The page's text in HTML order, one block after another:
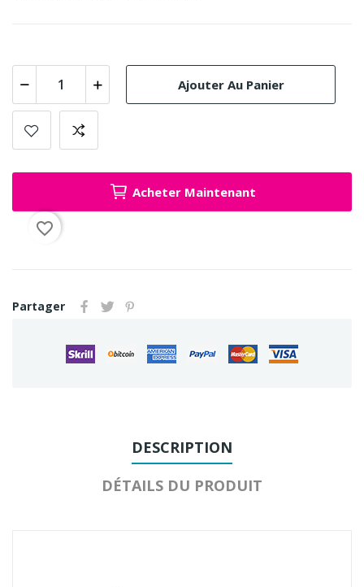
Ajouter Au Panier
Acheter Maintenant
favorite_border
Partager
DESCRIPTION
DÉTAILS DU PRODUIT